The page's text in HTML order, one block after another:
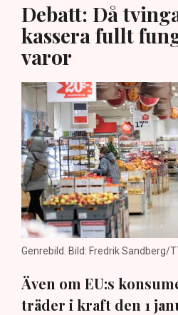
Debatt: Då
kassera fullt
varor
Genrebild. Bild: Fredrik Sandberg/
Även om EU:s
träder i kraft den 1